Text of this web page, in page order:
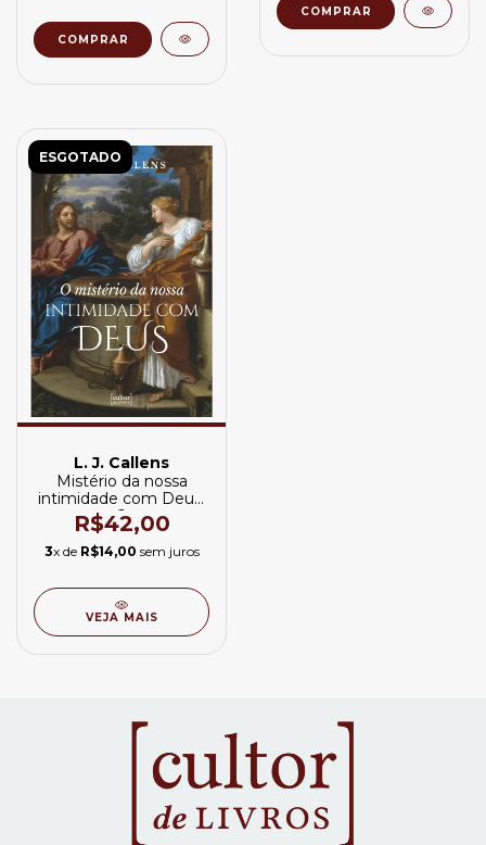
ESGOTADO
L. J. Callens
Mistério da nossa
intimidade com Deus,
O
R$42,00
3x de R$14,00 sem juros
VEJA MAIS